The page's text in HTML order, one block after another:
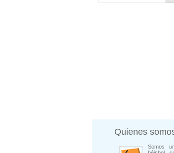
Quienes
Somos